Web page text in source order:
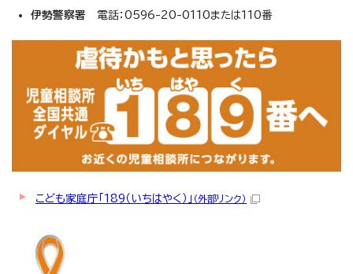
伊勢警察署 電話：0596-20-0110または110番
こども家庭庁「189（いちはやく）」 （外部リンク）